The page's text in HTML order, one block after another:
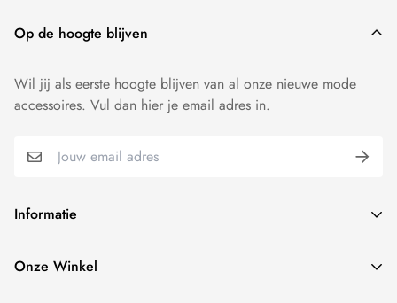
Informatie
Over ons
Onze Winkel
Op de hoogte blijven
Wil jij als eerste hoogte blijven van al onze nieuwe mode
accessoires. Vul dan hier je email adres in.